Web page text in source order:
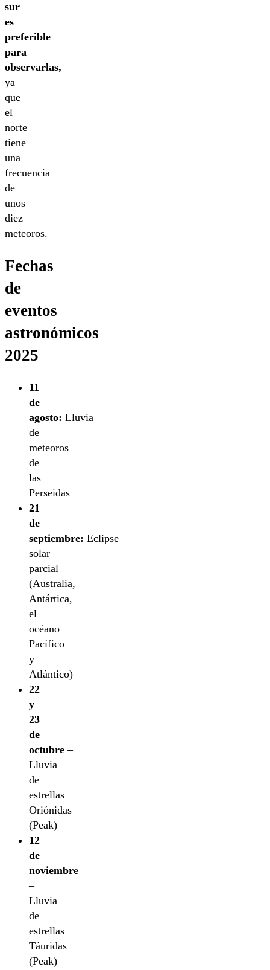
sur
es
preferible
para
observarlas,
ya
que
el
norte
tiene
una
frecuencia
de
unos
diez
meteoros.
Fechas
de
eventos
astronómicos
2025
11
de
agosto: Lluvia
de
meteoros
de
las
Perseidas
21
de
septiembre: Eclipse
solar
parcial
(Australia,
Antártica,
el
océano
Pacífico
y
Atlántico)
22
y
23
de
octubre –
Lluvia
de
estrellas
Oriónidas
(Peak)
12
de
noviembre
–
Lluvia
de
estrellas
Táuridas
(Peak)